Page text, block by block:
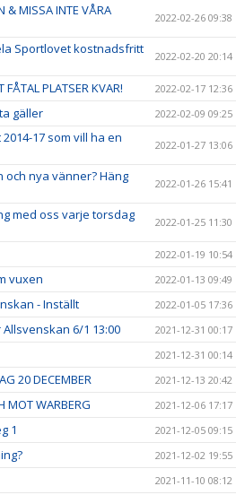
& MISSA INTE VÅRA
2022-02-26 09:38
Sportlovet kostnadsfritt
2022-02-20 20:14
FÅTAL PLATSER KVAR! 2022-02-17 12:36
gäller 2022-02-09 09:25
17 som vill ha en
2022-01-27 13:06
och nya vänner? Häng
2022-01-26 15:41
med oss varje torsdag
2022-01-25 11:30
2022-01-19 10:54
vuxen 2022-01-13 09:49
- Inställt 2022-01-05 17:36
Allsvenskan 6/1 13:00 2021-12-31 00:17
2021-12-31 00:14
20 DECEMBER 2021-12-13 20:42
MOT WARBERG 2021-12-06 17:17
1 2021-12-05 09:15
2021-12-02 19:55
2021-11-10 08:12